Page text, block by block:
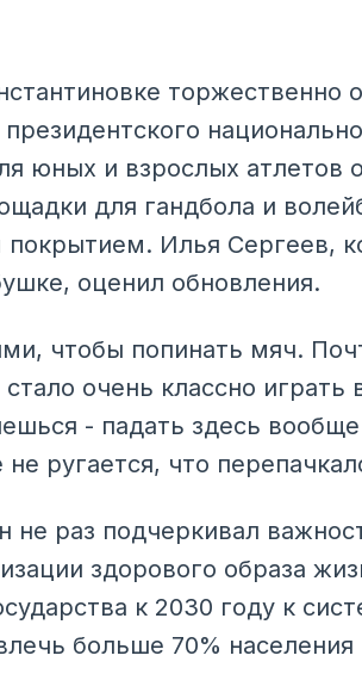
торжественно
юных и взрослых атлетов
для гандбола и
покрытием. Илья Сергеев,
оценил обновления.
чтобы попинать мяч.
очень классно играть
- падать здесь
ругается, что
раз подчеркивал
здорового образа
к 2030 году к
больше 70% населения